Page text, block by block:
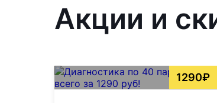
Акции и
1290₽